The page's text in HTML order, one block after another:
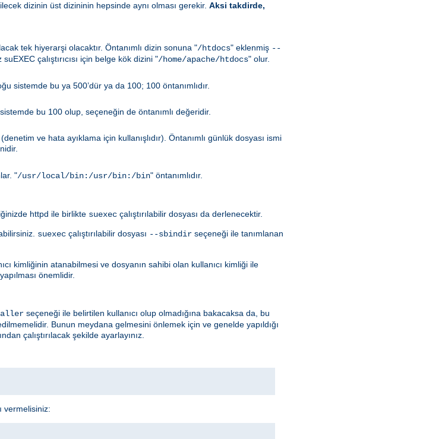
dizinin üst dizininin hepsinde aynı olması gerekir. Aksi takdirde,
tek hiyerarşi olacaktır. Öntanımlı dizin sonuna "/htdocs" eklenmiş --
çalıştırıcısı için belge kök dizini "/home/apache/htdocs" olur.
sistemde bu ya 500’dür ya da 100; 100 öntanımlıdır.
bu 100 olup, seçeneğin de öntanımlı değeridir.
ve hata ayıklama için kullanışlıdır). Öntanımlı günlük dosyası ismi
"/usr/local/bin:/usr/bin:/bin" öntanımlıdır.
httpd ile birlikte suexec çalıştırılabilir dosyası da derlenecektir.
suexec çalıştırılabilir dosyası --sbindir seçeneği ile tanımlanan
kimliğinin atanabilmesi ve dosyanın sahibi olan kullanıcı kimliği ile
önemlidir.
seçeneği ile belirtilen kullanıcı olup olmadığına bakacaksa da, bu
Bunun meydana gelmesini önlemek için ve genelde yapıldığı
çalıştırılacak şekilde ayarlayınız.
vermelisiniz: